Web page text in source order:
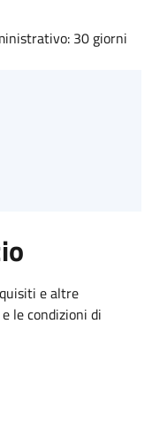
30 giorni
e altre
le condizioni di